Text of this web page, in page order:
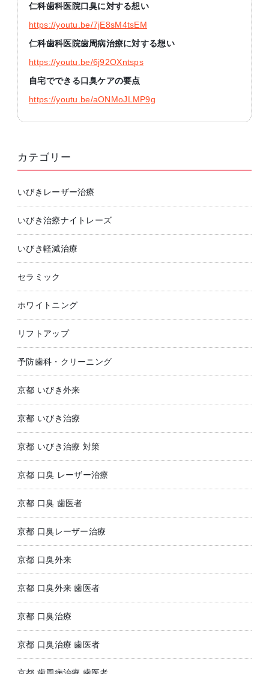
仁科歯科医院口臭に対する想い
https://youtu.be/7jE8sM4tsEM
仁科歯科医院歯周病治療に対する想い
https://youtu.be/6j92OXntsps
自宅でできる口臭ケアの要点
https://youtu.be/aONMoJLMP9g
カテゴリー
いびきレーザー治療
いびき治療ナイトレーズ
いびき軽減治療
セラミック
ホワイトニング
リフトアップ
予防歯科・クリーニング
京都 いびき外来
京都 いびき治療
京都 いびき治療 対策
京都 口臭 レーザー治療
京都 口臭 歯医者
京都 口臭レーザー治療
京都 口臭外来
京都 口臭外来 歯医者
京都 口臭治療
京都 口臭治療 歯医者